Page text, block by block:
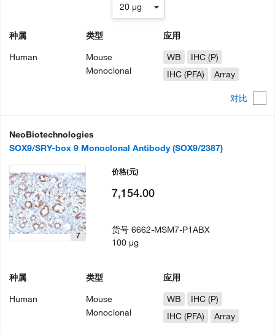
对比
种属
Human
类型
Mouse
Monoclonal
应用
WB
IHC (P)
IHC (PFA)
Array
20 µg
NeoBiotechnologies
SOX9/SRY-box 9 Monoclonal Antibody (SOX9/2387)
7
种属
Human
类型
Mouse
Monoclonal
应用
WB
IHC (P)
IHC (PFA)
Array
价格(元)
7,154.00
货号6662-MSM7-P1ABX
100 µg